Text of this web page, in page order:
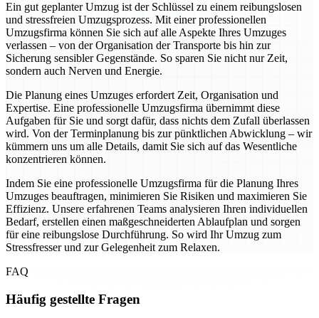
Ein gut geplanter Umzug ist der Schlüssel zu einem reibungslosen
und stressfreien Umzugsprozess. Mit einer professionellen
Umzugsfirma können Sie sich auf alle Aspekte Ihres Umzuges
verlassen – von der Organisation der Transporte bis hin zur
Sicherung sensibler Gegenstände. So sparen Sie nicht nur Zeit,
sondern auch Nerven und Energie.
Die Planung eines Umzuges erfordert Zeit, Organisation und
Expertise. Eine professionelle Umzugsfirma übernimmt diese
Aufgaben für Sie und sorgt dafür, dass nichts dem Zufall überlassen
wird. Von der Terminplanung bis zur pünktlichen Abwicklung – wir
kümmern uns um alle Details, damit Sie sich auf das Wesentliche
konzentrieren können.
Indem Sie eine professionelle Umzugsfirma für die Planung Ihres
Umzuges beauftragen, minimieren Sie Risiken und maximieren Sie
Effizienz. Unsere erfahrenen Teams analysieren Ihren individuellen
Bedarf, erstellen einen maßgeschneiderten Ablaufplan und sorgen
für eine reibungslose Durchführung. So wird Ihr Umzug zum
Stressfresser und zur Gelegenheit zum Relaxen.
FAQ
Häufig gestellte Fragen